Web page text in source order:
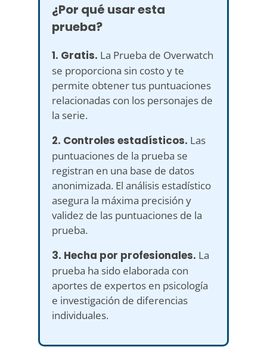
¿Por qué usar esta
prueba?
1. Gratis. La Prueba de Overwatch
se proporciona sin costo y te
permite obtener tus puntuaciones
relacionadas con los personajes de
la serie.
2. Controles estadísticos. Las
puntuaciones de la prueba se
registran en una base de datos
anonimizada. El análisis estadístico
asegura la máxima precisión y
validez de las puntuaciones de la
prueba.
3. Hecha por profesionales. La
prueba ha sido elaborada con
aportes de expertos en psicología
e investigación de diferencias
individuales.